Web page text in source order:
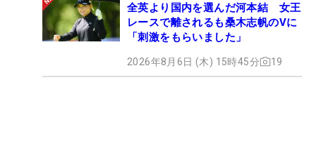
全英より国内を選んだ河本結 女王
レースで離されるも桑木志帆のVに
「刺激をもらいました」
2026年8月6日 (木) 15時45分 19